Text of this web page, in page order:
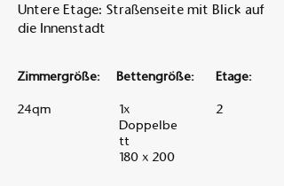
Untere Etage: Straßenseite mit Blick auf
die Innenstadt
Zimmergröße:
24qm
Bettengröße:
1x
Doppelbe
tt
180 x 200
Etage:
2